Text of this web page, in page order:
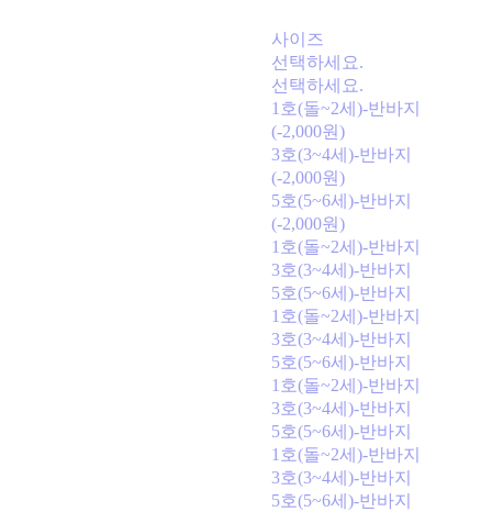
사이즈
선택하세요.
선택하세요.
1호(돌~2세)-반바지
(-2,000원)
3호(3~4세)-반바지
(-2,000원)
5호(5~6세)-반바지
(-2,000원)
1호(돌~2세)-반바지
3호(3~4세)-반바지
5호(5~6세)-반바지
1호(돌~2세)-반바지
3호(3~4세)-반바지
5호(5~6세)-반바지
1호(돌~2세)-반바지
3호(3~4세)-반바지
5호(5~6세)-반바지
1호(돌~2세)-반바지
3호(3~4세)-반바지
5호(5~6세)-반바지